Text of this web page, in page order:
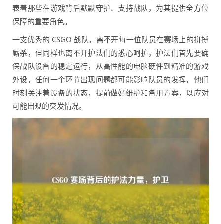
表着那些在游戏背后默默守护、支持战队，为其提供全方位
保障的重要角色。
一支优秀的 CSGO 战队，离不开每一位队员在赛场上的拼搏
厮杀，但同样也离不开护法们的悉心呵护，护法们首先要确
保战队设备的稳定运行，从高性能的电脑硬件到精准的游戏
外设，任何一个环节出现问题都可能影响队员的发挥，他们
时刻关注着设备的状态，提前做好维护和备用方案，以应对
可能出现的突发情况。